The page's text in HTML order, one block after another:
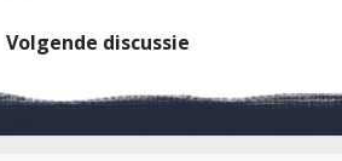
Volgende discussie